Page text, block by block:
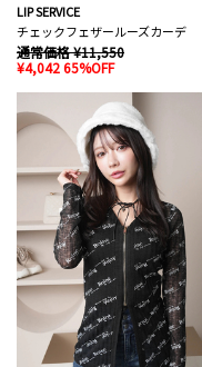
LIP SERVICE
チェックフェザールーズカーデ
通常価格 ¥11,550
¥4,042 65%OFF